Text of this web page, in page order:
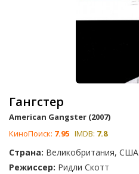
Гангстер
American Gangster (2007)
КиноПоиск: 7.95 IMDB: 7.8
Страна: Великобритания, США
Режиссер: Ридли Скотт